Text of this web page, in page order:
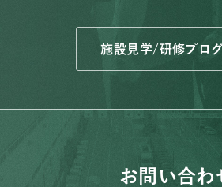
施設見学/研修プロ
お問い合わ